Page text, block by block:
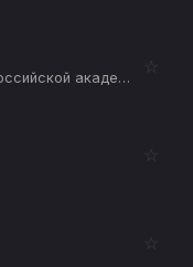
Главный Ботанический сад российской академии наук (12+)
☆
☆
☆